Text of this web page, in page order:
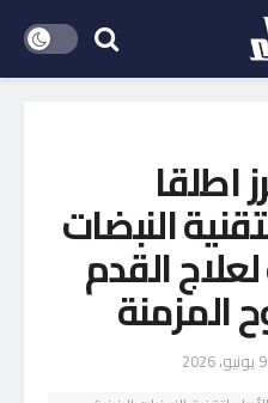
اطلقا
النبضات
لعلاج القدم
المزمنة
9 يونيو، 2026